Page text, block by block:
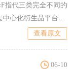
指代三类完全不同的
心化衍生品平台原
查看原文
06-10